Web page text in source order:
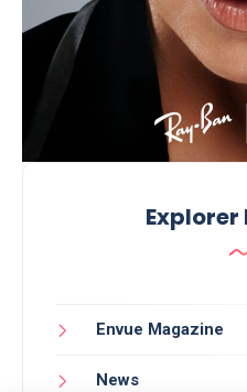
Explorer
Envue Magazine
News